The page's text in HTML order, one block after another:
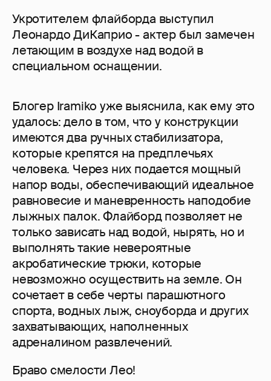
Укротителем флайборда выступил
Леонардо ДиКаприо - актер был замечен
летающим в воздухе над водой в
специальном оснащении.
Блогер Iramiko уже выяснила, как ему это
удалось: дело в том, что у конструкции
имеются два ручных стабилизатора,
которые крепятся на предплечьях
человека. Через них подается мощный
напор воды, обеспечивающий идеальное
равновесие и маневренность наподобие
лыжных палок. Флайборд позволяет не
только зависать над водой, нырять, но и
выполнять такие невероятные
акробатические трюки, которые
невозможно осуществить на земле. Он
сочетает в себе черты парашютного
спорта, водных лыж, сноуборда и других
захватывающих, наполненных
адреналином развлечений.
Браво смелости Лео!